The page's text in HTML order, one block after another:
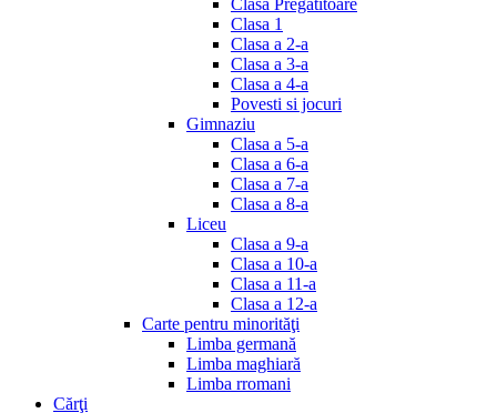
Clasa Pregătitoare
Clasa 1
Clasa a 2-a
Clasa a 3-a
Clasa a 4-a
Povesti si jocuri
Gimnaziu
Clasa a 5-a
Clasa a 6-a
Clasa a 7-a
Clasa a 8-a
Liceu
Clasa a 9-a
Clasa a 10-a
Clasa a 11-a
Clasa a 12-a
Carte pentru minorităţi
Limba germană
Limba maghiară
Limba rromani
Cărţi